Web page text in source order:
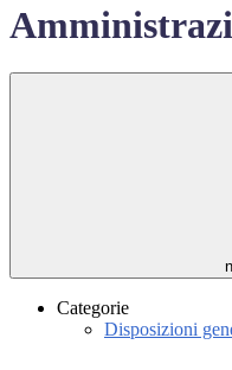
Categorie
Disposizioni